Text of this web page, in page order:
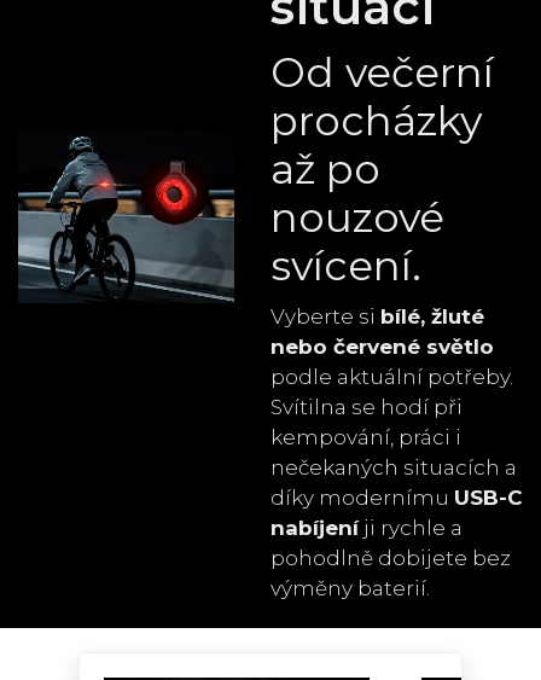
Od večerní
procházky
až po
nouzové
svícení.
Vyberte si bílé, žluté
nebo červené světlo
podle aktuální potřeby.
Svítilna se hodí při
kempování, práci i
nečekaných situacích a
díky modernímu USB-C
nabíjeníji rychle a
pohodlně dobijete bez
výměny baterií.